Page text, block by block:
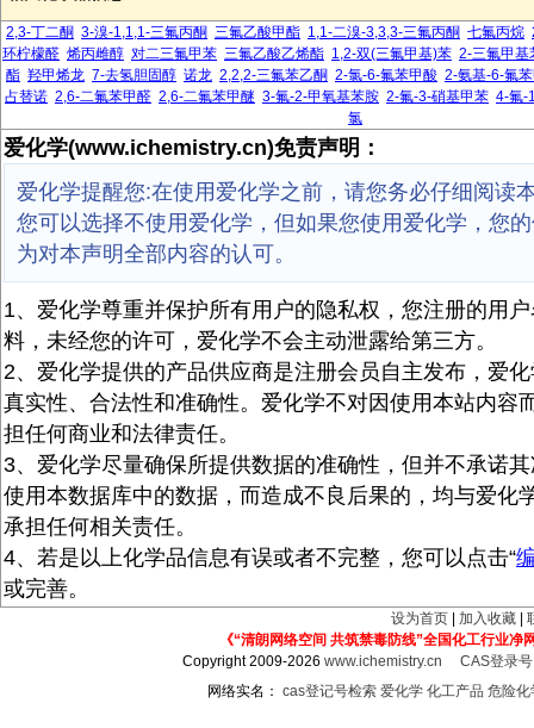
2,3-丁二酮 3-溴-1,1,1-三氟丙酮 三氟乙酸甲酯 1,1-二溴-3,3,3-三氟丙酮 七氟丙烷
环柠檬醛 烯丙雌醇 对二三氟甲苯 三氟乙酸乙烯酯 1,2-双(三氟甲基)苯 2-三氟甲基
酯 羟甲烯龙 7-去氢胆固醇 诺龙 2,2,2-三氟苯乙酮 2-氯-6-氟苯甲酸 2-氨基-6-氟
占替诺 2,6-二氟苯甲醛 2,6-二氟苯甲醚 3-氟-2-甲氧基苯胺 2-氟-3-硝基甲苯 4-氟-
氯
爱化学(www.ichemistry.cn)免责声明：
爱化学提醒您:在使用爱化学之前，请您务必仔细阅读
您可以选择不使用爱化学，但如果您使用爱化学，您
为对本声明全部内容的认可。
1、爱化学尊重并保护所有用户的隐私权，您注册的用
料，未经您的许可，爱化学不会主动泄露给第三方。
2、爱化学提供的产品供应商是注册会员自主发布，爱
真实性、合法性和准确性。爱化学不对因使用本站内容
担任何商业和法律责任。
3、爱化学尽量确保所提供数据的准确性，但并不承诺
使用本数据库中的数据，而造成不良后果的，均与爱化
承担任何相关责任。
4、若是以上化学品信息有误或者不完整，您可以点击“
或完善。
设为首页 加入收藏
《“清朗网络空间 共筑禁毒防线”全国化工行业净
Copyright 2009-2026www.ichemistry.cn
CAS登录
网络实名： cas登记号检索 爱化学 化工产品 危险化